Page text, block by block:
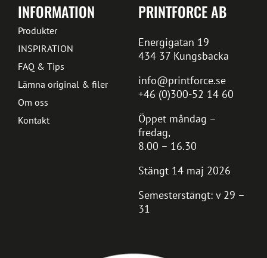
PRINTFORCE AB
Energigatan 19
434 37 Kungsbacka
info@printforce.se
+46 (0)300-52 14 60
Öppet måndag –
fredag,
8.00 – 16.30
Stängt 14 maj 2026
Semesterstängt: v 29 –
31
INFORMATION
Produkter
INSPIRATION
FAQ & Tips
Lämna original & filer
Om oss
Kontakt